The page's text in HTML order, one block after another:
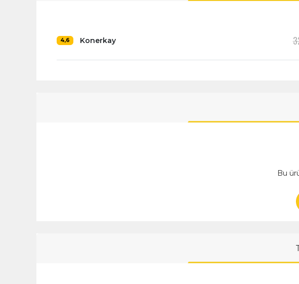
4,6 Konerkay
Bu